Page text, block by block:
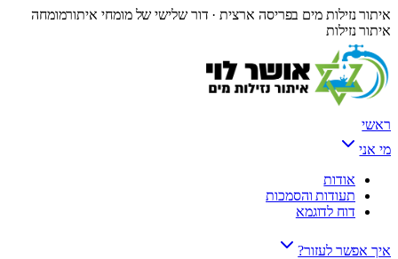
איתור נזילות מים בפריסה ארצית · דור שלישי של מומחי איתורמומחה
איתור נזילות
ראשי
מי אני
אודות
תעודות והסמכות
דוח לדוגמא
איך אפשר לעזור?